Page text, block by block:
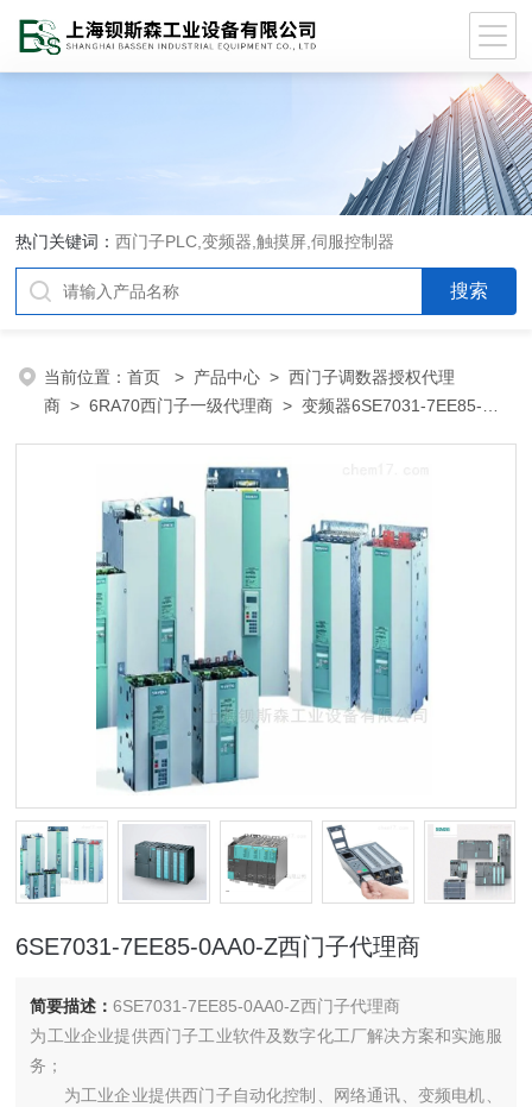
热门关键词：西门子PLC,变频器,触摸屏,伺服控制器
当前位置：首页 > 产品中心 >西门子调数器授权代理
商 >6RA70西门子一级代理商 > 变频器6SE7031-7EE85-
6SE7031-7EE85-0AA0-Z西门子代理商
简要描述：6SE7031-7EE85-0AA0-Z西门子代理商
为工业企业提供西门子工业软件及数字化工厂解决方案和实施服
务；
为工业企业提供西门子自动化控制、网络通讯、变频电机、